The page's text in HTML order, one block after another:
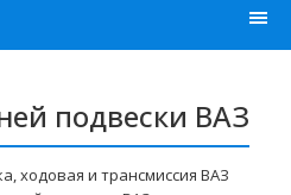
подвески ВАЗ
ходовая и трансмиссия ВАЗ